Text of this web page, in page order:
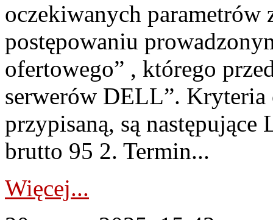
oczekiwanych parametrów
postępowaniu
ofertowego” , którego
serwerów DELL”. Kryteria
przypisaną, są
brutto 95 2. Termin...
Więcej...